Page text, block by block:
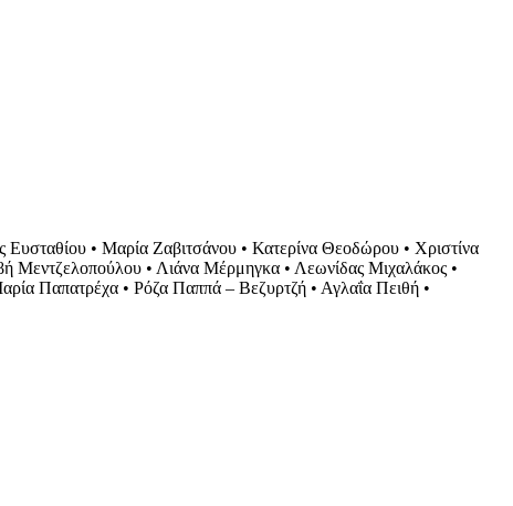
• Μαρία Ζαβιτσάνου • Κατερίνα Θεοδώρου • Χριστίνα
Μεντζελοπούλου • Λιάνα Μέρμηγκα • Λεωνίδας Μιχαλάκος •
Παπατρέχα • Ρόζα Παππά – Βεζυρτζή • Αγλαΐα Πειθή •